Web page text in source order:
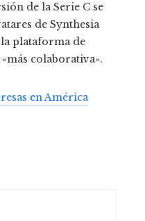
de la Serie C se
de Synthesia
plataforma de
colaborativa».
en América